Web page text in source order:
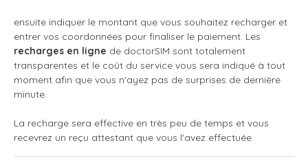
ensuite indiquer le montant que vous souhaitez recharger et
entrer vos coordonnées pour finaliser le paiement. Les
recharges en ligne de doctorSIM sont totalement
transparentes et le coût du service vous sera indiqué à tout
moment afin que vous n'ayez pas de surprises de dernière
minute.
La recharge sera effective en très peu de temps et vous
recevrez un reçu attestant que vous l'avez effectuée.